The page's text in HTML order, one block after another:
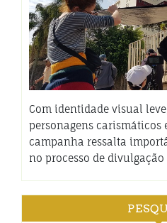
Com identidade visual
personagens carismáticos
campanha ressalta
no processo de